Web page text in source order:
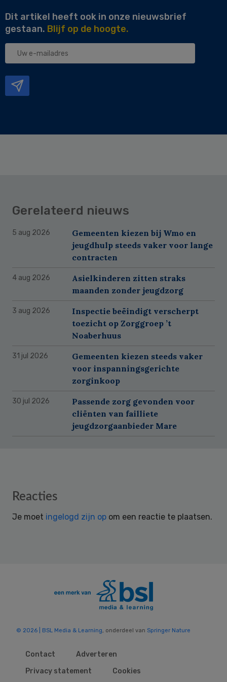
Dit artikel heeft ook in onze nieuwsbrief
gestaan. Blijf op de hoogte.
Uw
Gerelateerd nieuws
5 aug 2026
Gemeenten kiezen bij Wmo en
jeugdhulp steeds vaker voor lange
contracten
4 aug 2026
Asielkinderen zitten straks
maanden zonder jeugdzorg
3 aug 2026
Inspectie beëindigt verscherpt
toezicht op Zorggroep ’t
Noaberhuus
31 jul 2026
Gemeenten kiezen steeds vaker
voor inspanningsgerichte
zorginkoop
30 jul 2026
Passende zorg gevonden voor
cliënten van failliete
jeugdzorgaanbieder Mare
Reader
Reacties
Je moet ingelogd zijn op om een reactie te plaatsen.
© 2026 | BSL Media & Learning, onderdeel van Springer Nature
Contact
Adverteren
Privacy statement
Cookies